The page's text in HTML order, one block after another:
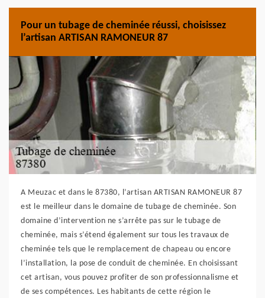
Pour un tubage de cheminée réussi, choisissez
l’artisan ARTISAN RAMONEUR 87
A Meuzac et dans le 87380, l’artisan ARTISAN RAMONEUR 87
est le meilleur dans le domaine de tubage de cheminée. Son
domaine d’intervention ne s’arrête pas sur le tubage de
cheminée, mais s’étend également sur tous les travaux de
cheminée tels que le remplacement de chapeau ou encore
l’installation, la pose de conduit de cheminée. En choisissant
cet artisan, vous pouvez profiter de son professionnalisme et
de ses compétences. Les habitants de cette région le